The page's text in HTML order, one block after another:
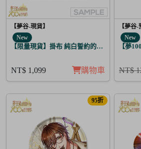
【夢谷-現貨】
New
【限量現貨】掛布 純白誓約的花之婚禮 布里
NT$ 1,099 購物車
【夢谷-
New
【夢
NT$
95折